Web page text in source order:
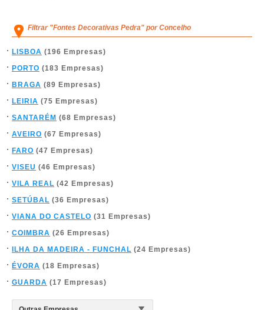
Filtrar "Fontes Decorativas Pedra" por Concelho
LISBOA (196 Empresas)
PORTO (183 Empresas)
BRAGA (89 Empresas)
LEIRIA (75 Empresas)
SANTARÉM (68 Empresas)
AVEIRO (67 Empresas)
FARO (47 Empresas)
VISEU (46 Empresas)
VILA REAL (42 Empresas)
SETÚBAL (36 Empresas)
VIANA DO CASTELO (31 Empresas)
COIMBRA (26 Empresas)
ILHA DA MADEIRA - FUNCHAL (24 Empresas)
ÉVORA (18 Empresas)
GUARDA (17 Empresas)